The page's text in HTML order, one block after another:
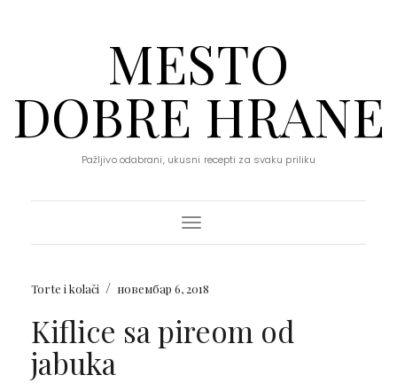
MESTO
DOBRE HRANE
Pažljivo odabrani, ukusni recepti za svaku priliku
Toggle Navigation
Torte i kolači / новембар 6, 2018
Kiflice sa pireom od
jabuka